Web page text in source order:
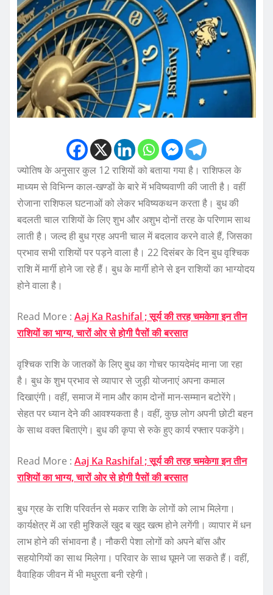
ज्योतिष के अनुसार कुल 12 राशियों को बताया गया है। राशिफल के
माध्यम से विभिन्न काल-खण्डों के बारे में भविष्यवाणी की जाती है। वहीं
रोजाना ​राशिफल घटनाओं को लेकर भविष्यकथन करता है। बुध की
बदलती चाल राशियों के लिए शुभ और अशुभ दोनों तरह के परिणाम साथ
लाती है। जल्द ही बुध ग्रह अपनी चाल में बदलाव करने वाले हैं, जिसका
प्रभाव सभी राशियों पर पड़ने वाला है। 22 दिसंबर के दिन बुध वृश्चिक
राशि में मार्गी होने जा रहे हैं। बुध के मार्गी होने से इन राशियों का भाग्योदय
होने वाला है।
Read More : Aaj Ka Rashifal ; सूर्य की तरह चमकेगा इन तीन
राशियों का भाग्य, चारों ओर से होगी पैसों की बरसात
वृश्चिक राशि के जातकों के लिए बुध का गोचर फायदेमंद माना जा रहा
है। बुध के शुभ प्रभाव से व्यापार से जुड़ी योजनाएं अपना कमाल
दिखाएंगी। वहीं, समाज में नाम और काम दोनों मान-सम्मान बटोरेंगे।
सेहत पर ध्यान देने की आवश्यकता है। वहीं, कुछ लोग अपनी छोटी बहन
के साथ वक्त बिताएंगे। बुध की कृपा से रुके हुए कार्य रफ्तार पकड़ेंगे।
Read More : Aaj Ka Rashifal ; सूर्य की तरह चमकेगा इन तीन
राशियों का भाग्य, चारों ओर से होगी पैसों की बरसात
बुध ग्रह के राशि परिवर्तन से मकर राशि के लोगों को लाभ मिलेगा।
कार्यक्षेत्र में आ रही मुश्किलें खुद ब खुद खत्म होने लगेंगी। व्यापार में धन
लाभ होने की संभावना है। नौकरी पेशा लोगों को अपने बॉस और
सहयोगियों का साथ मिलेगा। परिवार के साथ घूमने जा सकते हैं। वहीं,
वैवाहिक जीवन में भी मधुरता बनी रहेगी।